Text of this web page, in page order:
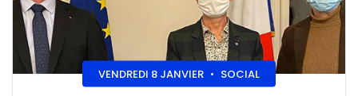
VENDREDI 8 JANVIER • SOCIAL